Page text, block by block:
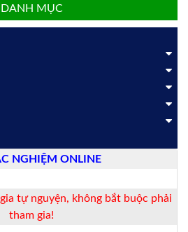
DANH MỤC
NGHIỆM ONLINE
tự nguyện, không bắt buộc phải
tham gia!